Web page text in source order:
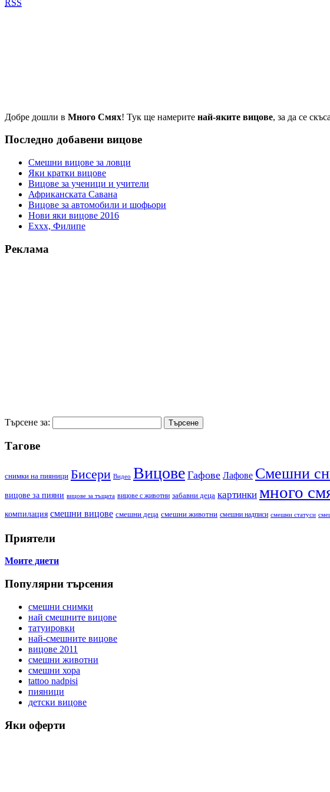
RSS
Добре дошли в Много Смях! Тук ще намерите най-яките вицове, за да се
Последно добавени вицове
Смешни вицове за ловци
Яки кратки вицове
Вицове за ученици и учители
Африканската Савана
Вицове за автомобили и шофьори
Нови яки вицове 2016
Еххх, Филипе
Реклама
Търсене за:
Тагове
cнимки на пияници Бисери Видео Вицове Гафове Лафове Смешни
вицове за пияни вицове за тъщата вицове с животни забавни деца картинки много
компилация смешни вицове смешни деца смешни животни смешни надписи смешни статуси
Приятели
Моите диети
Популярни търсения
смешни снимки
най смешните вицове
татуировки
най-смешните вицове
вицове 2011
смешни животни
смешни хора
tattoo nadpisi
пияници
детски вицове
Яки оферти